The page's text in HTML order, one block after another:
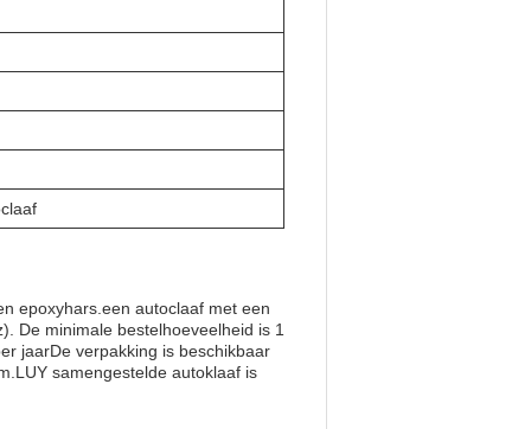
epoxyhars.een autoclaaf met een
De minimale bestelhoeveelheid is 1
jaarDe verpakking is beschikbaar
samengestelde autoklaaf is